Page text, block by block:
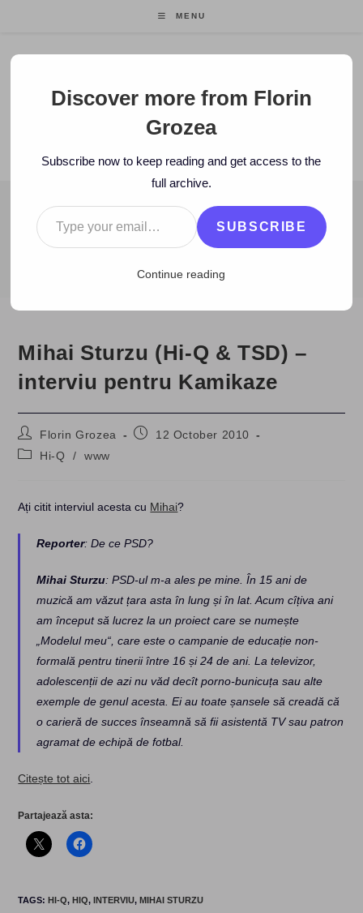
MENU
Florin Grozea
ENTREPRENEUR. FOUNDER/CEO MOCAPP.
BLOG
2010 > October > 12 > www Mihai Sturzu (Hi-Q & TSD) –
Mihai Sturzu (Hi-Q & TSD) –
interviu pentru Kamikaze
Post
author:
Florin Grozea
Post12 October 2010
PostHi-Q / www
Ați citit interviul acesta cu Mihai?
Reporter: De ce PSD?
Mihai Sturzu: PSD-ul m-a ales pe mine. În 15 ani de
muzică am văzut țara asta în lung și în lat. Acum cîțiva ani
am început să lucrez la un proiect care se numește
„Modelul meu“, care este o campanie de educație non-
formală pentru tinerii între 16 și 24 de ani. La televizor,
adolescenții de azi nu văd decît porno-bunicuța sau alte
exemple de genul acesta. Ei au toate șansele să creadă că
o carieră de succes înseamnă să fii asistentă TV sau patron
agramat de echipă de fotbal.
Citește tot aici
Partajează asta:
TAGS:HI-Q, HIQ, INTERVIU, MIHAI STURZU
Discover more from Florin
Grozea
Subscribe now to keep reading and get access to the
full archive.
Type your email…
SUBSCRIBE
Continue reading